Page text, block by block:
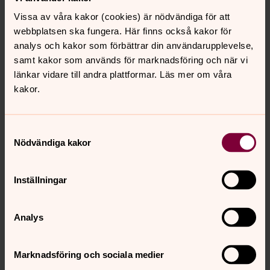
Vissa av våra kakor (cookies) är nödvändiga för att
webbplatsen ska fungera. Här finns också kakor för
analys och kakor som förbättrar din användarupplevelse,
samt kakor som används för marknadsföring och när vi
länkar vidare till andra plattformar. Läs mer om våra
kakor.
Nödvändiga kakor
Inställningar
Analys
Marknadsföring och sociala medier
tror på Gud?
Har du dåliga erfarenhet av Svenska kyrkan eller har
du blivit felaktigt bemött när du haft kontakt med
någon verksamhet eller aktivitet?
uppfattning i någon/några för dig viktiga frågor?
Var det av någon annan anledning du tog beslutet
någon gång känner att du skulle vilja bli medlem igen, är